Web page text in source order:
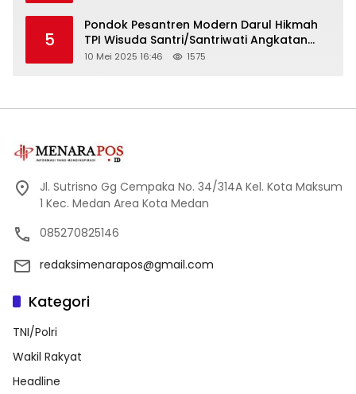
5
Pondok Pesantren Modern Darul Hikmah
TPI Wisuda Santri/Santriwati Angkatan
XXXIII
10 Mei 2025 16:46 1575
Jl. Sutrisno Gg Cempaka No. 34/314A Kel. Kota Maksum
1 Kec. Medan Area Kota Medan
085270825146
redaksimenarapos@gmail.com
Kategori
TNI/Polri
Wakil Rakyat
Headline